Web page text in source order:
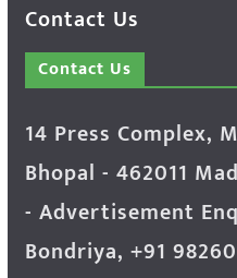
Contact Us
Contact Us
14 Press Complex,
Bhopal - 462011
- Advertisement
Bondriya, +91